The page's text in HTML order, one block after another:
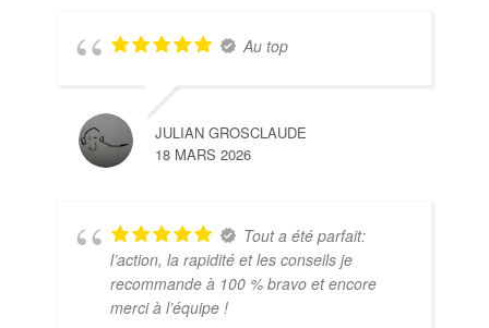
Au top
JULIAN GROSCLAUDE
18 MARS 2026
Tout a été parfait:
l’action, la rapidité et les conseils je
recommande à 100 % bravo et encore
merci à l’équipe !